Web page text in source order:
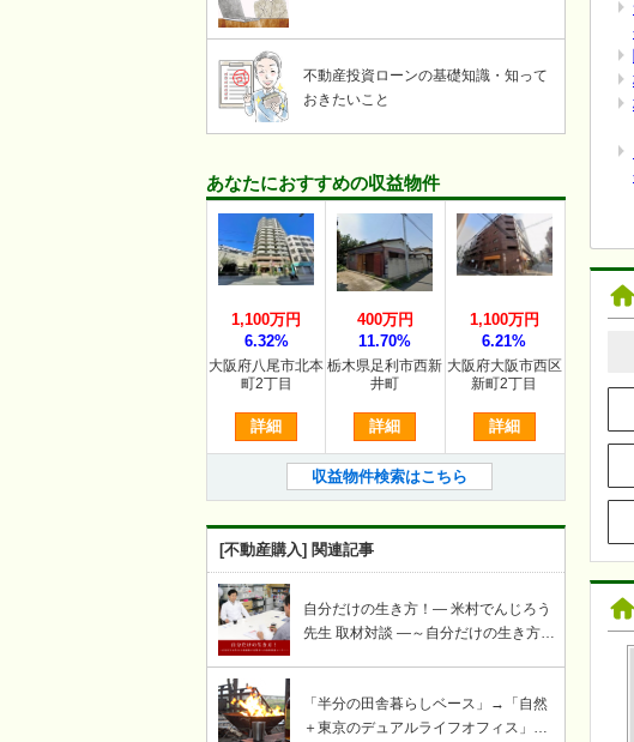
不動産投資ローンの基礎知識・知って
おきたいこと
あなたにおすすめの収益物件
大阪府八尾市北本
町2丁目
1,100万円
6.32%
詳細
栃木県足利市西新
井町
400万円
11.70%
詳細
大阪府大阪市西区
新町2丁目
1,100万円
6.21%
詳細
収益物件検索はこちら
[不動産購入] 関連記事
自分だけの生き方！― 米村でんじろう
先生 取材対談 ―～自分だけの生き方を
「半分の田舎暮らしベース」→「自然
＋東京のデュアルライフオフィス」